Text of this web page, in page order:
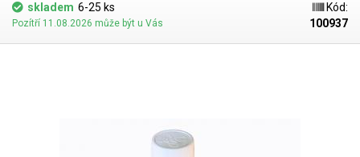
skladem 6-25 ks
Pozítří 11.08.2026 může být u Vás
Kód:
100937